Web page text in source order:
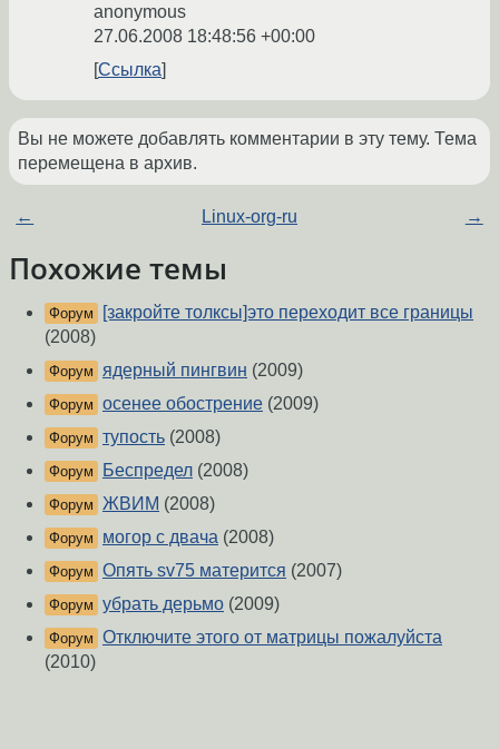
anonymous
27.06.2008 18:48:56 +00:00
Ссылка
Вы не можете добавлять комментарии в эту тему. Тема
перемещена в архив.
← Linux-org-ru →
Похожие темы
Форум
[закройте толксы]это переходит все границы
(2008)
Форум ядерный пингвин (2009)
Форум осенее обострение (2009)
Форум тупость (2008)
Форум Беспредел (2008)
Форум ЖВИМ (2008)
Форум могор с двача (2008)
Форум Опять sv75 матерится (2007)
Форум убрать дерьмо (2009)
Форум Отключите этого от матрицы пожалуйста
(2010)